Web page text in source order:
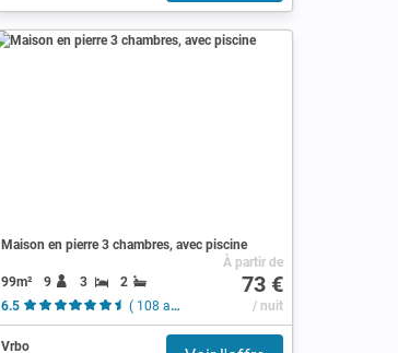
Maison en pierre 3 chambres, avec piscine
99m² 9 3
2
6.5
( 108 avis )
À partir de
73 €
/ nuit
Vrbo